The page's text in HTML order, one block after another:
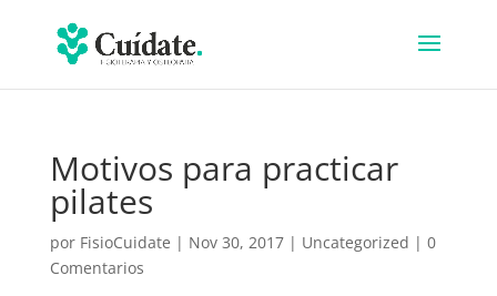
Motivos para practicar
pilates
por FisioCuidate | Nov 30, 2017| Uncategorized | 0
Comentarios